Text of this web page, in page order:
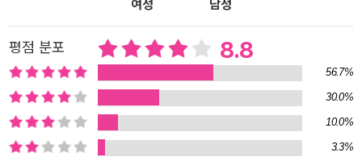
연결을 만들어 낸 점이 의미심장하게 읽힌다. 유머 속에 담아낸 인류
문명에 대한 반성적 성찰<다른 시선으로 인간을 바라보기>라는 베르
베르의 줄기찬 문학적 지향은 이 작품에서도 나타난다. 베르베르는
이 작품 속에서, 여전히 미성숙한 존재인 인간을 창조주, 불완전한 신
의 위치에 놓음으로써 방황하고 갈등하는 모습을 노출하게 만든다.
또 에마슈들의 사회에 타락과 범죄, 종교와 제도, 자유의지의 문제가
발생하는 과정을 보여 주는데, 그것은 인간 사회와 문명사의 시뮬레
여성
남성
평점 분포 8.8
56.7%
30.0%
10.0%
3.3%